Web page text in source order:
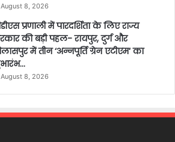
August 8, 2026
प्रणाली में पारदर्शिता के लिए राज्य
की बड़ी पहल- रायपुर, दुर्ग और
में तीन ‘अन्नपूर्ति ग्रेन एटीएम‘ का
August 8, 2026